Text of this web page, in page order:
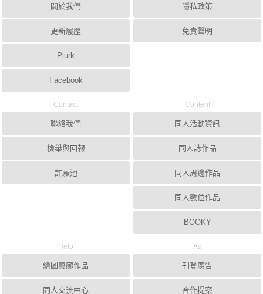
關於我們
更新履歷
Plurk
Facebook
隱私政策
免責聲明
Contact
聯絡我們
檢舉與回報
許願池
Content
同人活動資訊
同人誌作品
同人周邊作品
同人數位作品
BOOKY
Help
繪圖藝廊作品
同人交流中心
Ad
刊登廣告
合作提案